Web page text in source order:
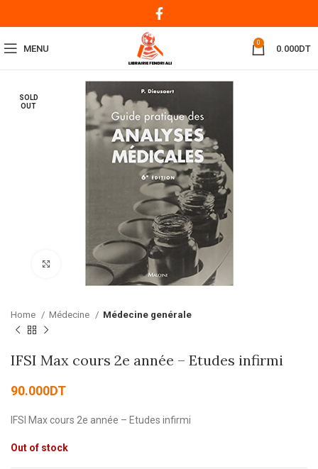
MENU
0
0.000DT
SOLD
OUT
Click to enlarge
Home Médecine Médecine genérale
IFSI Max cours 2e année – Etudes infirmi
90.000DT
IFSI Max cours 2e année – Etudes infirmi
Out of stock